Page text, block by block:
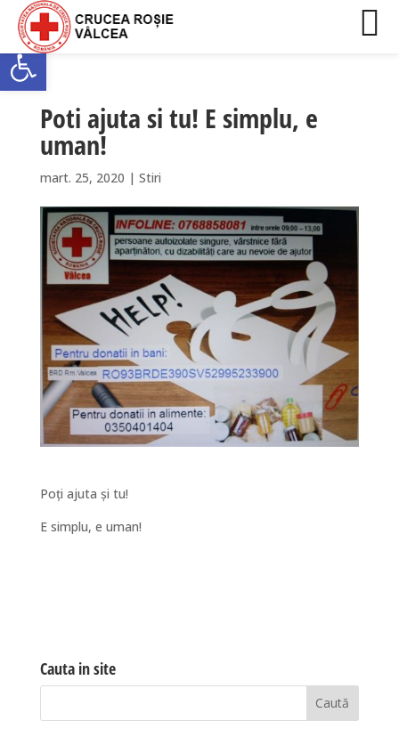
Deschide bara de unelte
Poti ajuta si tu! E simplu, e
uman!
mart. 25, 2020 | Stiri
Poți ajuta și tu!
E simplu, e uman!
Cauta in site